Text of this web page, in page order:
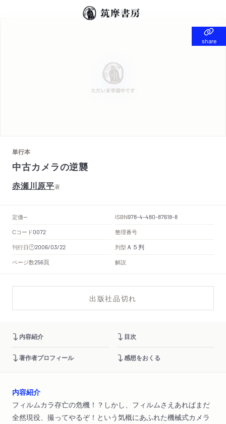
share
share
単行本
中古カメラの逆襲
赤瀬川原平著
定価-- ISBN978-4-480-87618-8
Cコード0072
整理番号
刊行日
2006/03/22 判型 Ａ５判
ページ数256頁 解説
出版社品切れ
内容紹介 目次
著作者プロフィール 感想をおくる
内容紹介
フィルムカラ存亡の危機！？しかし、フィルムさえあればまだ
全然現役、撮ってやるぞ！という気概にあふれた機械式カメラ